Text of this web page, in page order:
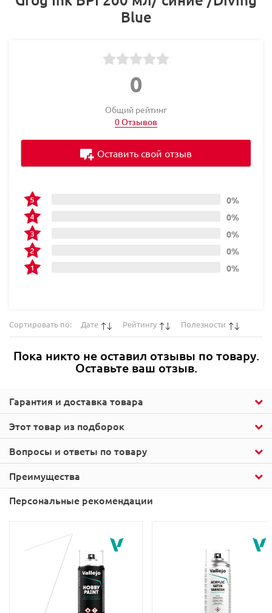
Этот товар из подборок
Гарантия и доставка товара
Blue
0
Общий рейтинг
0 Отзывов
0%
0%
0%
0%
0%
Оставить свой отзыв
Сортировать по: Дате Рейтингу Полезности
Пока никто не оставил отзывы по товару.
Оставьте ваш отзыв.
Вопросы и ответы по товару
Преимущества
Персональные рекомендации